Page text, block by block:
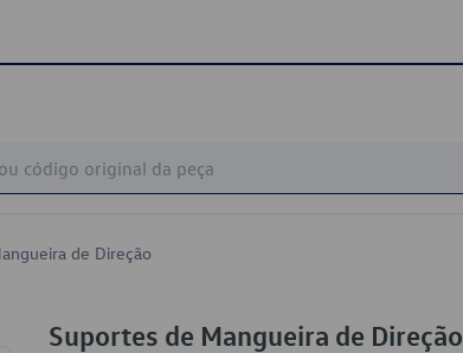
de Direção
Suportes de Mangueira de Direção